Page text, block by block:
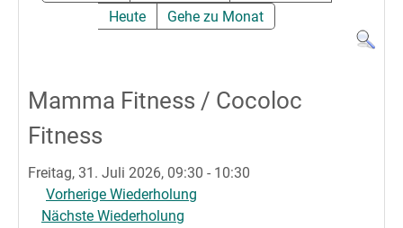
Heute
Gehe zu Monat
Mamma Fitness / Cocoloc
Fitness
Freitag, 31. Juli 2026, 09:30 - 10:30
Vorherige Wiederholung
Nächste Wiederholung